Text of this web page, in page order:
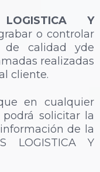
Y
o controlar
de calidad yde
realizadas
cliente.
en cualquier
solicitar la
de la
LOGISTICA Y